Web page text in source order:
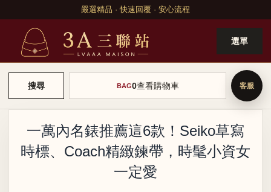
嚴選精品 · 快速回覆 · 安心流程
選單
搜尋 BAG0查看購物車
一萬內名錶推薦這6款！Seiko草寫
時標、Coach精緻鍊帶，時髦小資女
一定愛